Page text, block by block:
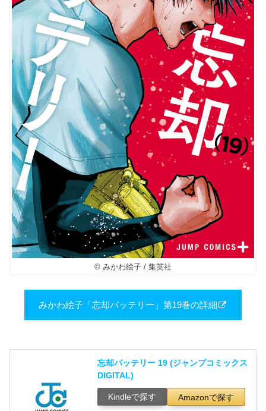
© みかわ絵子 / 集英社
みかわ絵子「忘却バッテリー」第19巻の詳細
忘却バッテリー 19 (ジャンプコミックス
DIGITAL)
Kindleで探す Amazonで探す